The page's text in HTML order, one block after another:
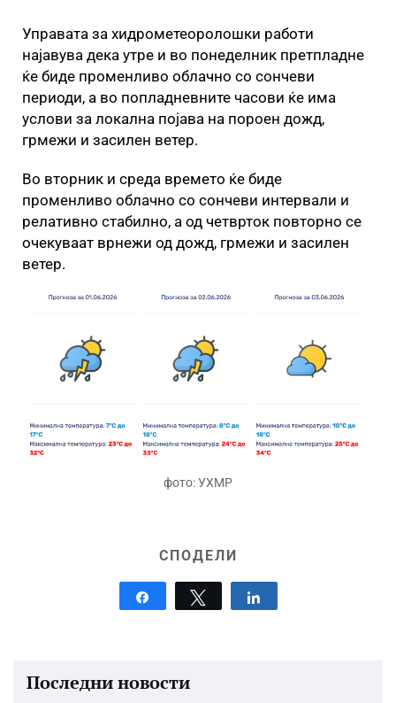
Управата за хидрометеоролошки работи
најавува дека утре и во понеделник претпладне
ќе биде променливо облачно со сончеви
периоди, а во попладневните часови ќе има
услови за локална појава на пороен дожд,
грмежи и засилен ветер.
Во вторник и среда времето ќе биде
променливо облачно со сончеви интервали и
релативно стабилно, а од четврток повторно се
очекуваат врнежи од дожд, грмежи и засилен
ветер.
фото: УХМР
СПОДЕЛИ
Tweet
Последни новости